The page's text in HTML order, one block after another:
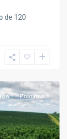
de 120
Pronamp